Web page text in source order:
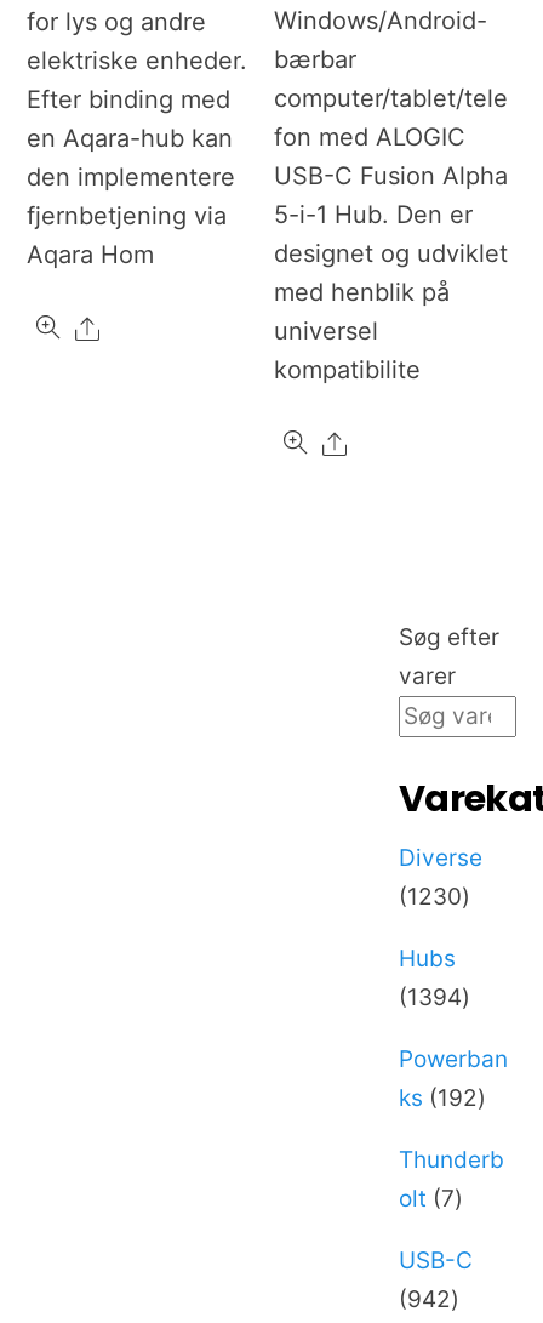
for lys og andre
elektriske enheder.
Efter binding med
en Aqara-hub kan
den implementere
fjernbetjening via
Aqara Hom
Share
Windows/Android-
bærbar
computer/tablet/tele
fon med ALOGIC
USB-C Fusion Alpha
5-i-1 Hub. Den er
designet og udviklet
med henblik på
universel
kompatibilite
Share
Søg efter
varer
Diverse
12301230
Hubs
13941394
Powerban
ks
192192
Thunderb
olt
77
USB-C
942942